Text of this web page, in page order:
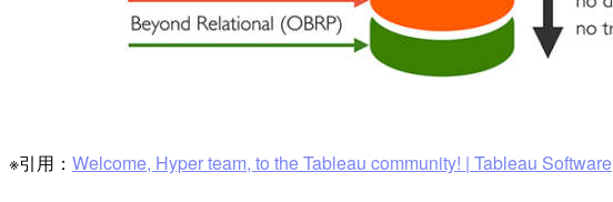
※引用： Welcome, Hyper team, to the Tableau community! | Tableau Software